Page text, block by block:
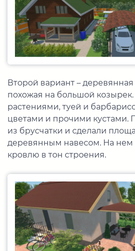
Второй вариант –
похожая на большой
растениями, туей и
цветами и прочими кустами.
из брусчатки и сделали
деревянным навесом. На
кровлю в тон строения.